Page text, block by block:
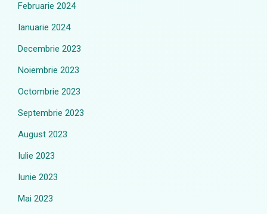
Februarie 2024
Ianuarie 2024
Decembrie 2023
Noiembrie 2023
Octombrie 2023
Septembrie 2023
August 2023
Iulie 2023
Iunie 2023
Mai 2023